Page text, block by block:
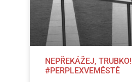
NEPŘEKÁŽEJ, TRUBKO!
#PERPLEXVEMĚSTĚ